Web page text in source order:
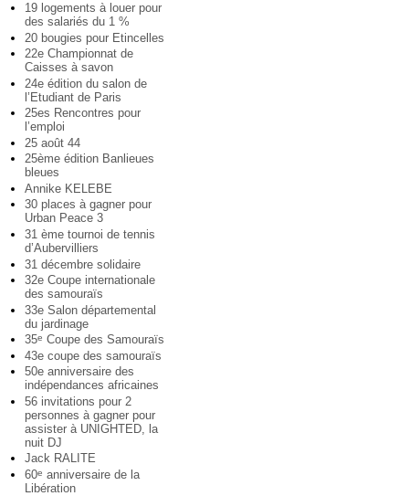
19 logements à louer pour
des salariés du 1 %
20 bougies pour Etincelles
22e Championnat de
Caisses à savon
24e édition du salon de
l’Etudiant de Paris
25es Rencontres pour
l’emploi
25 août 44
25ème édition Banlieues
bleues
Annike KELEBE
30 places à gagner pour
Urban Peace 3
31 ème tournoi de tennis
d’Aubervilliers
31 décembre solidaire
32e Coupe internationale
des samouraïs
33e Salon départemental
du jardinage
35e Coupe des Samouraïs
43e coupe des samouraïs
50e anniversaire des
indépendances africaines
56 invitations pour 2
personnes à gagner pour
assister à UNIGHTED, la
nuit DJ
Jack RALITE
60e anniversaire de la
Libération